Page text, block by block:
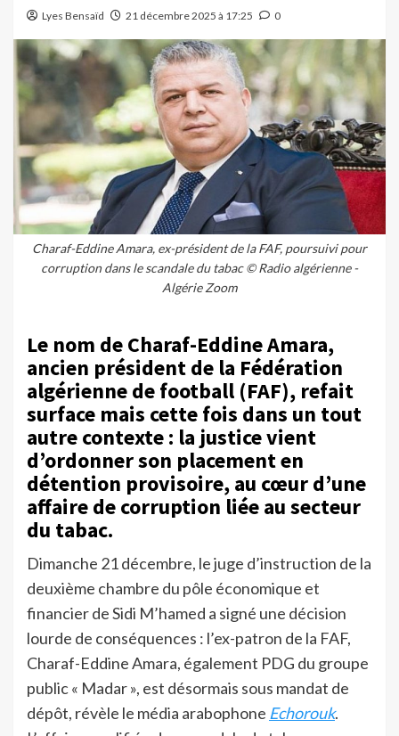
Lyes Bensaïd 21 décembre 2025 à 17:25 0
Charaf-Eddine Amara, ex-président de la FAF, poursuivi pour
corruption dans le scandale du tabac © Radio algérienne -
Algérie Zoom
Le nom de Charaf-Eddine Amara,
ancien président de la Fédération
algérienne de football (FAF), refait
surface mais cette fois dans un tout
autre contexte : la justice vient
d’ordonner son placement en
détention provisoire, au cœur d’une
affaire de corruption liée au secteur
du tabac.
Dimanche 21 décembre, le juge d’instruction de la
deuxième chambre du pôle économique et
financier de Sidi M’hamed a signé une décision
lourde de conséquences : l’ex-patron de la FAF,
Charaf-Eddine Amara, également PDG du groupe
public « Madar », est désormais sous mandat de
dépôt, révèle le média arabophone Echorouk.